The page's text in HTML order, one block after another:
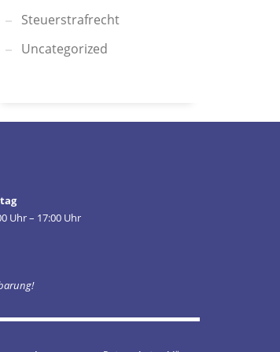
Steuerstrafrecht
Uncategorized
Uhr – 17:00 Uhr